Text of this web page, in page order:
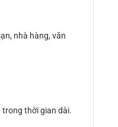
nhà hàng, văn
trong thời gian dài.